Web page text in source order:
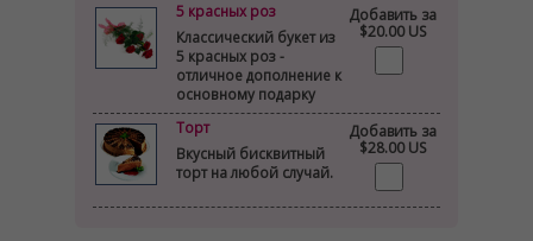
Добавить за
$20.00 US
5 красных роз
Классический букет из
5 красных роз -
отличное дополнение к
основному подарку
Добавить за
$28.00 US
Торт
Вкусный бисквитный
торт на любой случай.